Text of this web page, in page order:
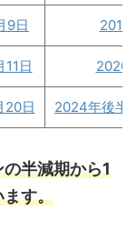
9日 2017
日 2020
20日 2024年後半
半減期から1
ます。